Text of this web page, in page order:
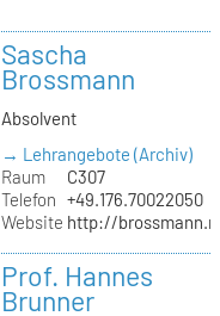
Sascha
Brossmann
Absolvent
→ Lehrangebote (Archiv)
Raum
C307
Telefon +49.176.70022050
Website http://
Prof. Hannes
Brunner